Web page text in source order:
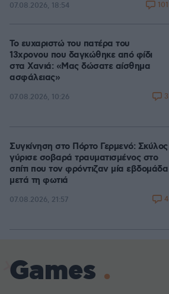
07.08.2026, 18:54 101
Το ευχαριστώ του πατέρα του
13χρονου που δαγκώθηκε από φίδι
στα Χανιά: «Μας δώσατε αίσθημα
ασφάλειας»
07.08.2026, 10:26 3
Συγκίνηση στο Πόρτο Γερμενό: Σκύλος
γύρισε σοβαρά τραυματισμένος στο
σπίτι που τον φρόντιζαν μία εβδομάδα
μετά τη φωτιά
07.08.2026, 21:57 4
Games